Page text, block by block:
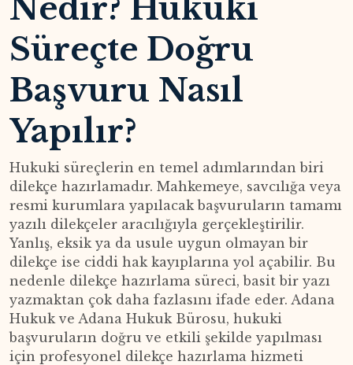
Nedir? Hukuki
Süreçte Doğru
Başvuru Nasıl
Yapılır?
Hukuki süreçlerin en temel adımlarından biri
dilekçe hazırlamadır. Mahkemeye, savcılığa veya
resmi kurumlara yapılacak başvuruların tamamı
yazılı dilekçeler aracılığıyla gerçekleştirilir.
Yanlış, eksik ya da usule uygun olmayan bir
dilekçe ise ciddi hak kayıplarına yol açabilir. Bu
nedenle dilekçe hazırlama süreci, basit bir yazı
yazmaktan çok daha fazlasını ifade eder. Adana
Hukuk ve Adana Hukuk Bürosu, hukuki
başvuruların doğru ve etkili şekilde yapılması
için profesyonel dilekçe hazırlama hizmeti